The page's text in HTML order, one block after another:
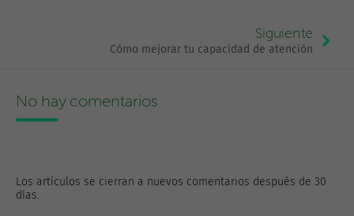
Siguiente
Cómo mejorar tu capacidad de atención
No hay comentarios
Los artículos se cierran a nuevos comentarios después de 30
días.